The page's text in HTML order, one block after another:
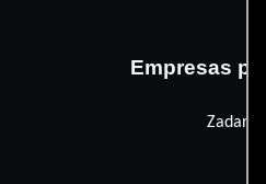
Empresas
Zadar